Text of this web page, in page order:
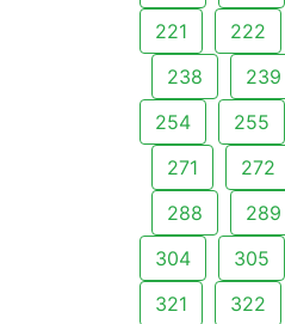
221
222
238
239
254
255
271
272
288
289
304
305
321
322